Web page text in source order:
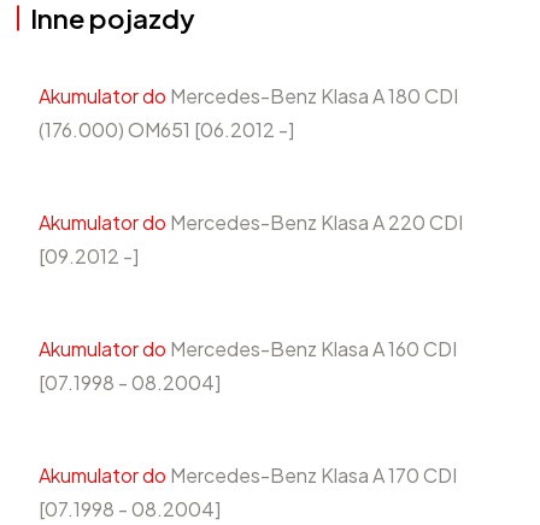
Inne pojazdy
Akumulator do Mercedes-Benz Klasa A 180 CDI
(176.000) OM651 [06.2012 -]
Akumulator do Mercedes-Benz Klasa A 220 CDI
[09.2012 -]
Akumulator do Mercedes-Benz Klasa A 160 CDI
[07.1998 - 08.2004]
Akumulator do Mercedes-Benz Klasa A 170 CDI
[07.1998 - 08.2004]